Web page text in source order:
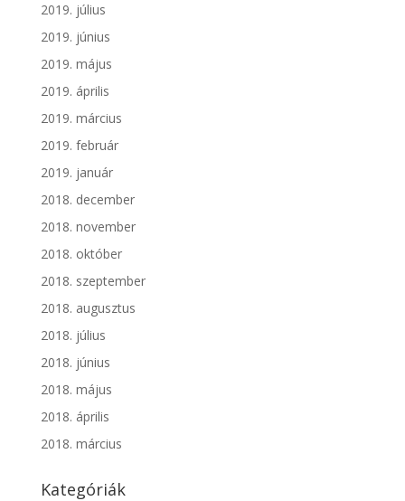
2019. július
2019. június
2019. május
2019. április
2019. március
2019. február
2019. január
2018. december
2018. november
2018. október
2018. szeptember
2018. augusztus
2018. július
2018. június
2018. május
2018. április
2018. március
Kategóriák